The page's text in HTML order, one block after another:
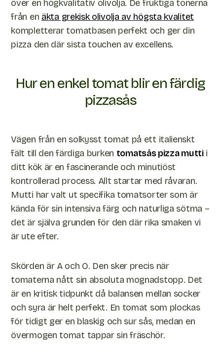
över en högkvalitativ olivolja. De fruktiga tonerna
från en äkta grekisk olivolja av högsta kvalitet
kompletterar tomatbasen perfekt och ger din
pizza den där sista touchen av excellens.
Hur en enkel tomat blir en färdig
pizzasås
Vägen från en solkysst tomat på ett italienskt
fält till den färdiga burken tomatsås pizza muttii
ditt kök är en fascinerande och minutiöst
kontrollerad process. Allt startar med råvaran.
Mutti har valt ut specifika tomatsorter som är
kända för sin intensiva färg och naturliga sötma –
det är själva grunden för den där rika smaken vi
är ute efter.
Skörden är A och O. Den sker precis när
tomaterna nått sin absoluta mognadstopp. Det
är en kritisk tidpunkt då balansen mellan socker
och syra är helt perfekt. En tomat som plockas
för tidigt ger en blaskig och sur sås, medan en
övermogen tomat tappar sin fräschör.